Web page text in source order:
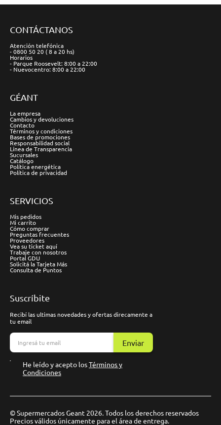
CONTÁCTANOS
Atención telefónica
- 0800 50 20 ( 8 a 20 hs)
Horarios
- Parque Roosevelt: 8:00 a 22:00
- Nuevocentro: 8:00 a 22:00
GÉANT
La empresa
Cambios y devoluciones
Contacto
Términos y condiciones
Bases de promociones
Responsabilidad social
Línea de Transparencia
Sucursales
Catálogo
Política energética
Política de privacidad
SERVICIOS
Mis pedidos
Mi carrito
Cómo comprar
Preguntas frecuentes
Proveedores
Vea su ticket aquí
Trabaje con nosotros
Portal GDU
Solicitá la Tarjeta Más
Consulta de Puntos
Suscríbite
Recibí las ultimas novedades y ofertas direcamente a
tu email
Enviar
He leído y acepto losTérminos y
Condiciones
© Supermercados Geant 2026. Todos los derechos reservados
Precios válidos únicamente para el área de entrega.